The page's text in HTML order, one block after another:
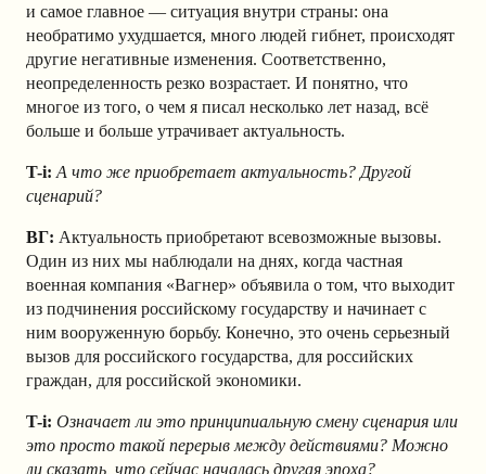
и самое главное — ситуация внутри страны: она
необратимо ухудшается, много людей гибнет, происходят
другие негативные изменения. Соответственно,
неопределенность резко возрастает. И понятно, что
многое из того, о чем я писал несколько лет назад, всё
больше и больше утрачивает актуальность.
T-i: А что же приобретает актуальность? Другой
сценарий?
ВГ: Актуальность приобретают всевозможные вызовы.
Один из них мы наблюдали на днях, когда частная
военная компания «Вагнер» объявила о том, что выходит
из подчинения российскому государству и начинает с
ним вооруженную борьбу. Конечно, это очень серьезный
вызов для российского государства, для российских
граждан, для российской экономики.
T-i: Означает ли это принципиальную смену сценария или
это просто такой перерыв между действиями? Можно
ли сказать, что сейчас началась другая эпоха?